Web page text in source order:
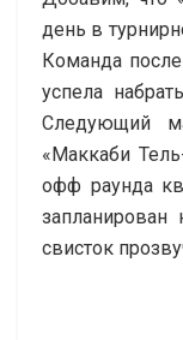
день в
Команда после
успела
Следующий
«Маккаби
офф раунда
запланирован
свисток